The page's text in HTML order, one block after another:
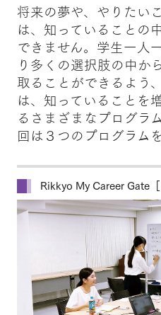
将来の夢や、やりたい
は、知っていることの
できません。学生一人
り多くの選択肢の中か
取ることができるよう
は、知っていることを
るさまざまなプログラ
回は３つのプログラム
Rikkyo My Career Gate［